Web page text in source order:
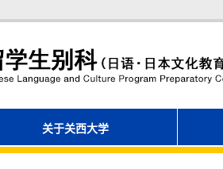
关于关西大学